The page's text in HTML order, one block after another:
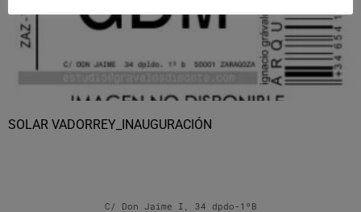
SOLAR VADORREY_INAUGURACIÓN
C/ Don Jaime I, 34 dpdo-1ºB